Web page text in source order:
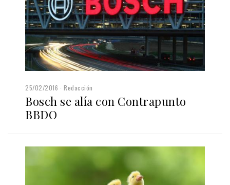
25/02/2016 Redacción
Bosch se alía con Contrapunto
BBDO